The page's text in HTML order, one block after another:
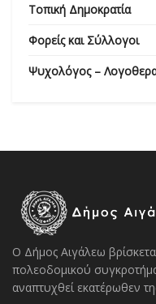
Τοπική Δημοκρατία
Φορείς και Σύλλογοι
Ψυχολόγος –
Ο Δήμος Αιγάλεω
πολεοδομικού
αναπτυχθεί εκατέρωθεν